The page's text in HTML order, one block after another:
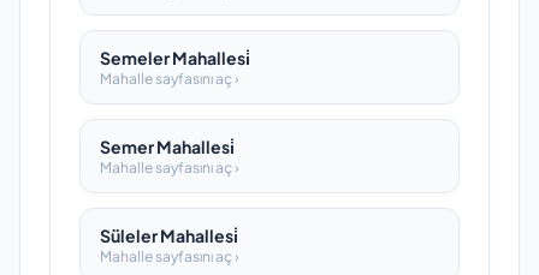
Semeler Mahallesi̇
Mahalle sayfasını aç ›
Semer Mahallesi̇
Mahalle sayfasını aç ›
Süleler Mahallesi̇
Mahalle sayfasını aç ›